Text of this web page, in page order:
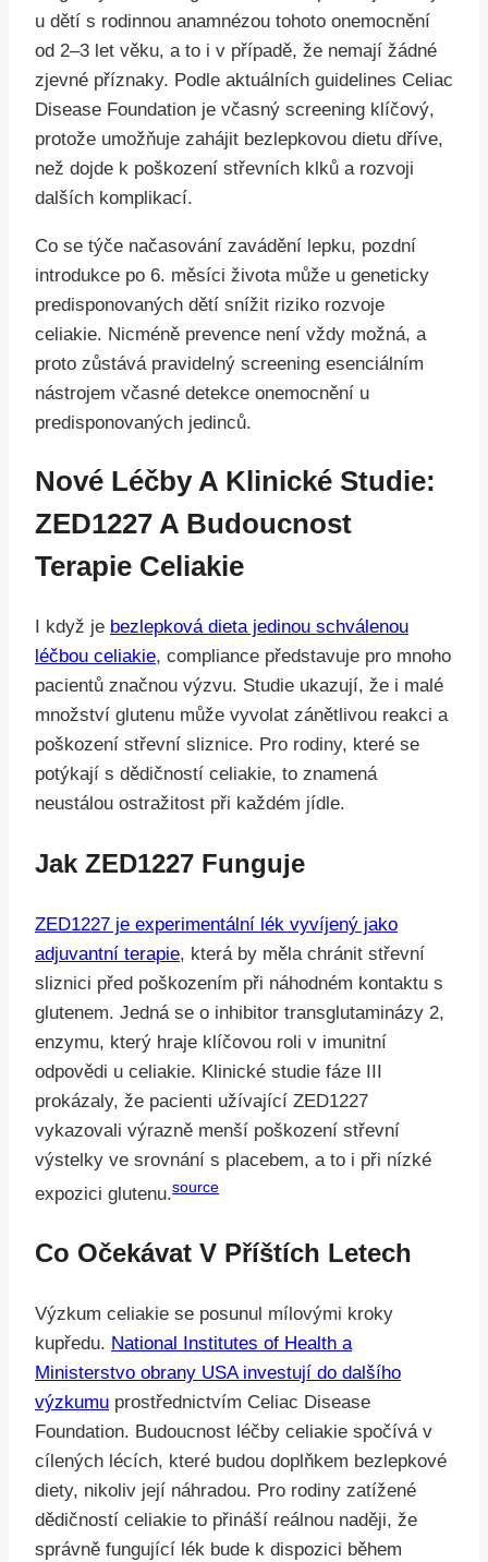
u dětí s rodinnou anamnézou tohoto onemocnění
od 2–3 let věku, a to i v případě, že nemají žádné
zjevné příznaky. Podle aktuálních guidelines Celiac
Disease Foundation je včasný screening klíčový,
protože umožňuje zahájit bezlepkovou dietu dříve,
než dojde k poškození střevních klků a rozvoji
dalších komplikací.
Co se týče načasování zavádění lepku, pozdní
introdukce po 6. měsíci života může u geneticky
predisponovaných dětí snížit riziko rozvoje
celiakie. Nicméně prevence není vždy možná, a
proto zůstává pravidelný screening esenciálním
nástrojem včasné detekce onemocnění u
predisponovaných jedinců.
Nové Léčby A Klinické Studie:
ZED1227 A Budoucnost
Terapie Celiakie
I když je bezlepková dieta jedinou schválenou
léčbou celiakie, compliance představuje pro mnoho
pacientů značnou výzvu. Studie ukazují, že i malé
množství glutenu může vyvolat zánětlivou reakci a
poškození střevní sliznice. Pro rodiny, které se
potýkají s dědičností celiakie, to znamená
neustálou ostražitost při každém jídle.
Jak ZED1227 Funguje
ZED1227 je experimentální lék vyvíjený jako
adjuvantní terapie, která by měla chránit střevní
sliznici před poškozením při náhodném kontaktu s
glutenem. Jedná se o inhibitor transglutaminázy 2,
enzymu, který hraje klíčovou roli v imunitní
odpovědi u celiakie. Klinické studie fáze III
prokázaly, že pacienti užívající ZED1227
vykazovali výrazně menší poškození střevní
výstelky ve srovnání s placebem, a to i při nízké
expozici glutenu.source
Co Očekávat V Příštích Letech
Výzkum celiakie se posunul mílovými kroky
kupředu. National Institutes of Health a
Ministerstvo obrany USA investují do dalšího
výzkumu prostřednictvím Celiac Disease
Foundation. Budoucnost léčby celiakie spočívá v
cílených lécích, které budou doplňkem bezlepkové
diety, nikoliv její náhradou. Pro rodiny zatížené
dědičností celiakie to přináší reálnou naději, že
správně fungující lék bude k dispozici během